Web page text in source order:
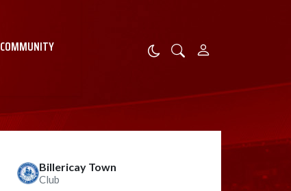
COMMUNITY
Billericay Town
Club